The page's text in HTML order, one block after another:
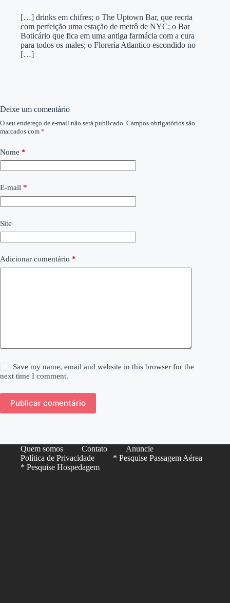
[…] drinks em chifres; o The Uptown Bar, que recria
com perfeição uma estação de metrô de NYC; o Bar
Boticário que fica em uma antiga farmácia com a cura
para todos os males; o Florería Atlantico escondido no
[…]
Deixe um comentário
O seu endereço de e-mail não será publicado. Campos obrigatórios são
marcados com *
Nome *
E-mail *
Site
Adicionar comentário *
Save my name, email and website in this browser for the
next time I comment.
Publicar comentário
Quem somos Contato
Anuncie
Política de Privacidade
* Pesquise Passagem Aérea
* Pesquise Hospedagem